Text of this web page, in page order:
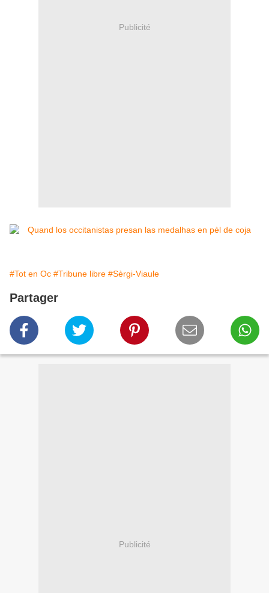
Publicité
#Tot en Oc #Tribune libre #Sèrgi-Viaule
Partager
Publicité